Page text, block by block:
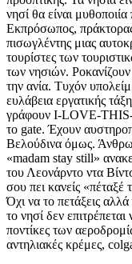
νησί θα είναι
Εκπρόσωπος,
πισωγλέντης μιας
τουρίστες των
των νησιών.
την ανία. Tυχόν
ευλάβεια εργατικής
γράφουν I-LOVE-THIS-
το gate. Έχουν
Βελούδινα όμως.
«madam stay still»
του Λεονάρντο ντα
σου πει κανείς
Όχι να το πετάξεις
το νησί δεν
ποντίκες των
αντηλιακές κρέμες,